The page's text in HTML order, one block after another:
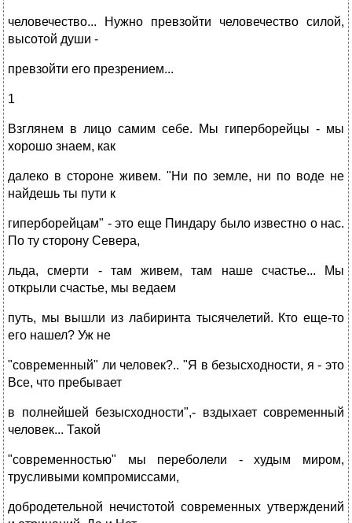
человечество... Нужно превзойти человечество силой,
высотой души -
превзойти его презрением...
1
Взглянем в лицо самим себе. Мы гиперборейцы - мы
хорошо знаем, как
далеко в стороне живем. "Ни по земле, ни по воде не
найдешь ты пути к
гиперборейцам" - это еще Пиндару было известно о нас.
По ту сторону Севера,
льда, смерти - там живем, там наше счастье... Мы
открыли счастье, мы ведаем
путь, мы вышли из лабиринта тысячелетий. Кто еще-то
его нашел? Уж не
"современный" ли человек?.. "Я в безысходности, я - это
Все, что пребывает
в полнейшей безысходности",- вздыхает современный
человек... Такой
"современностью" мы переболели - худым миром,
трусливыми компромиссами,
добродетельной нечистотой современных утверждений